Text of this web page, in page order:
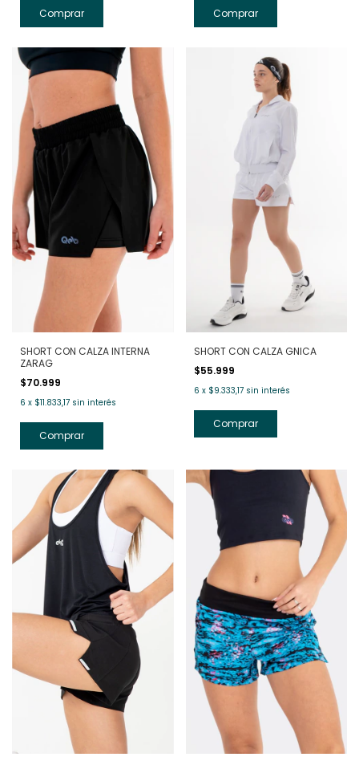
Comprar Comprar
SHORT CON CALZA INTERNA
ZARAG
$70.999
6 x $11.833,17 sin interés
Comprar
SHORT CON CALZA GNICA
$55.999
6 x $9.333,17 sin interés
Comprar